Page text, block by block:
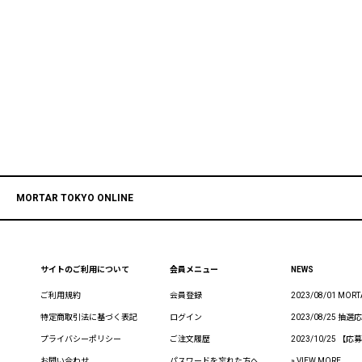
MORTAR TOKYO ONLINE
サイトのご利用について
ご利用規約
特定商取引法に基づく表記
プライバシーポリシー
会員メニュー
会員登録
ログイン
ご注文履歴
NEWS
2023/08/01
2023/08/25 抽選応
2023/10/25 【応募